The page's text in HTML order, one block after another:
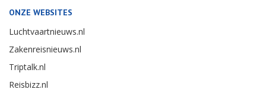
ONZE WEBSITES
Luchtvaartnieuws.nl
Zakenreisnieuws.nl
Triptalk.nl
Reisbizz.nl